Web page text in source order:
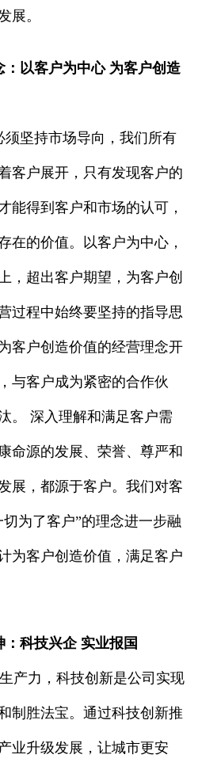
展。
：以客户为中心 为客户创造
坚持市场导向，我们所有
客户展开，只有发现客户的
能得到客户和市场的认可，
在的价值。以客户为中心，
，超出客户期望，为客户创
过程中始终要坚持的指导思
客户创造价值的经营理念开
与客户成为紧密的合作伙
。 深入理解和满足客户需
命源的发展、荣誉、尊严和
展，都源于客户。我们对客
为了客户”的理念进一步融
为客户创造价值，满足客户
科技兴企 实业报国
产力，科技创新是公司实现
制胜法宝。通过科技创新推
业升级发展，让城市更安